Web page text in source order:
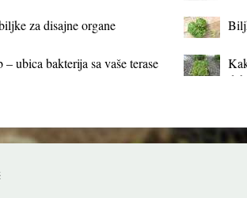
za disajne organe
ubica bakterija sa vaše terase